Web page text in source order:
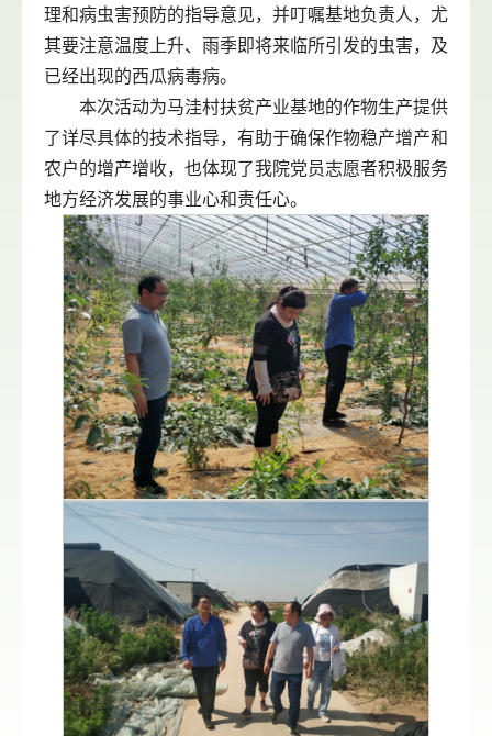
理和病虫害预防的指导意见，并叮嘱基地负责人，尤
其要注意温度上升、雨季即将来临所引发的虫害，及
已经出现的西瓜病毒病。
本次活动为马洼村扶贫产业基地的作物生产提供
了详尽具体的技术指导，有助于确保作物稳产增产和
农户的增产增收，也体现了我院党员志愿者积极服务
地方经济发展的事业心和责任心。